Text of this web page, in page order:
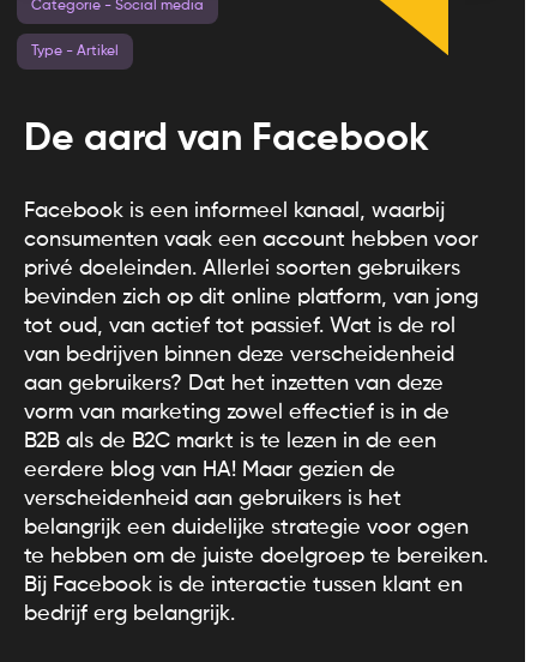
Categorie - Social media
Type - Artikel
De aard van Facebook
Facebook is een informeel kanaal, waarbij
consumenten vaak een account hebben voor
privé doeleinden. Allerlei soorten gebruikers
bevinden zich op dit online platform, van jong
tot oud, van actief tot passief. Wat is de rol
van bedrijven binnen deze verscheidenheid
aan gebruikers? Dat het inzetten van deze
vorm van marketing zowel effectief is in de
B2B als de B2C markt is te lezen in de een
eerdere blog van HA! Maar gezien de
verscheidenheid aan gebruikers is het
belangrijk een duidelijke strategie voor ogen
te hebben om de juiste doelgroep te bereiken.
Bij Facebook is de interactie tussen klant en
bedrijf erg belangrijk.